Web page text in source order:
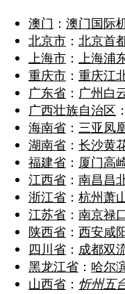
澳门 ： 澳门国际
北京市 ： 北京首
上海市 ： 上海浦
重庆市 ： 重庆江
广东省 ： 广州白
广西壮族自治区 ：
海南省 ： 三亚凤
湖南省 ： 长沙黄
福建省 ： 厦门高
江西省 ： 南昌昌
浙江省 ： 杭州萧
江苏省 ： 南京禄
陕西省 ： 西安咸
四川省 ： 成都双
黑龙江省 ： 哈尔
山西省 ： 忻州五